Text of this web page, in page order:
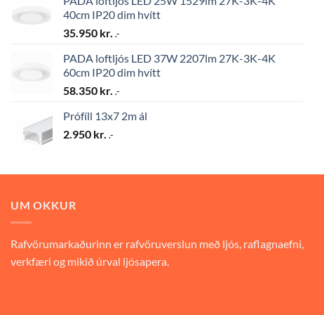
40cm IP20 dim hvítt
35.950 kr. .-
PADA loftljós LED 37W 2207lm 27K-3K-4K
60cm IP20 dim hvítt
58.350 kr. .-
Prófíll 13x7 2m ál
2.950 kr. .-
UM OKKUR
Rafvörumarkaðurinn er rafvöruverslun með ljós, raflagnaefni,
verkfæri og mikið úrval ljósapera.